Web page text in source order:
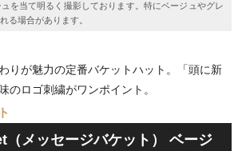
を当て明るく撮影しております。特にベージュやグレ
る場合があります。
りが魅力の定番バケットハット。「頭に新
のロゴ刺繍がワンポイント。
メッセージバケット） ベージ